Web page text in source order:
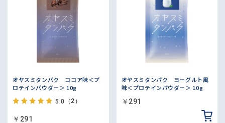
オヤスミタンパク ココア味＜プ
ロテインパウダー＞ 10g
5.0 （2）
￥291
オヤスミタンパク ヨーグルト風
味＜プロテインパウダー＞ 10g
￥291